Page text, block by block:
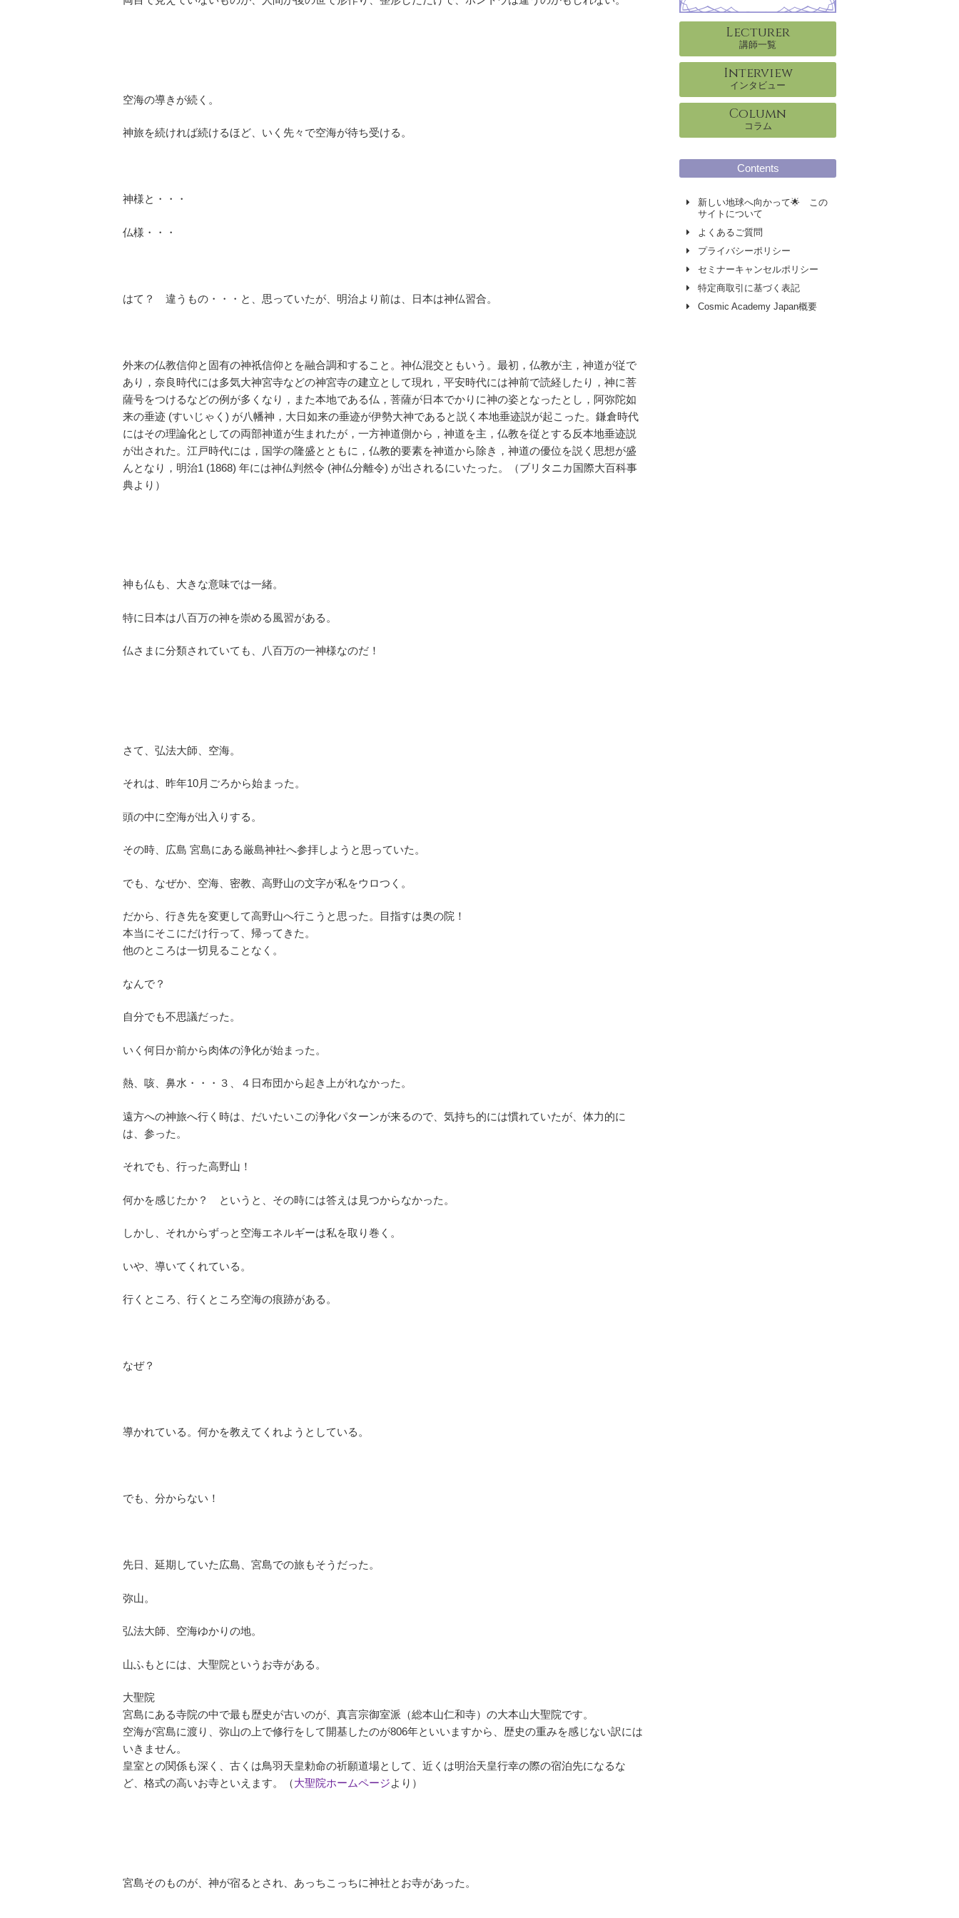
空海の導きが続く。
神旅を続ければ続けるほど、いく先々で空海が待ち受ける。
神様と・・・
仏様・・・
はて？ 違うもの・・・と、思っていたが、明治より前は、日本は神仏習合。
外来の仏教信仰と固有の神祇信仰とを融合調和すること。神仏混交ともいう。最初，仏教が主，神道が従で
あり，奈良時代には多気大神宮寺などの神宮寺の建立として現れ，平安時代には神前で読経したり，神に菩
薩号をつけるなどの例が多くなり，また本地である仏，菩薩が日本でかりに神の姿となったとし，阿弥陀如
来の垂迹 (すいじゃく) が八幡神，大日如来の垂迹が伊勢大神であると説く本地垂迹説が起こった。鎌倉時代
にはその理論化としての両部神道が生まれたが，一方神道側から，神道を主，仏教を従とする反本地垂迹説
が出された。江戸時代には，国学の隆盛とともに，仏教的要素を神道から除き，神道の優位を説く思想が盛
んとなり，明治1 (1868) 年には神仏判然令 (神仏分離令) が出されるにいたった。（ブリタニカ国際大百科事
典より）
神も仏も、大きな意味では一緒。
特に日本は八百万の神を崇める風習がある。
仏さまに分類されていても、八百万の一神様なのだ！
さて、弘法大師、空海。
それは、昨年10月ごろから始まった。
頭の中に空海が出入りする。
その時、広島 宮島にある厳島神社へ参拝しようと思っていた。
でも、なぜか、空海、密教、高野山の文字が私をウロつく。
だから、行き先を変更して高野山へ行こうと思った。目指すは奥の院！
本当にそこにだけ行って、帰ってきた。
他のところは一切見ることなく。
なんで？
自分でも不思議だった。
いく何日か前から肉体の浄化が始まった。
熱、咳、鼻水・・・３、４日布団から起き上がれなかった。
遠方への神旅へ行く時は、だいたいこの浄化パターンが来るので、気持ち的には慣れていたが、体力的に
は、参った。
それでも、行った高野山！
何かを感じたか？ というと、その時には答えは見つからなかった。
しかし、それからずっと空海エネルギーは私を取り巻く。
いや、導いてくれている。
行くところ、行くところ空海の痕跡がある。
なぜ？
導かれている。何かを教えてくれようとしている。
でも、分からない！
先日、延期していた広島、宮島での旅もそうだった。
弥山。
弘法大師、空海ゆかりの地。
山ふもとには、大聖院というお寺がある。
大聖院
宮島にある寺院の中で最も歴史が古いのが、真言宗御室派（総本山仁和寺）の大本山大聖院です。
空海が宮島に渡り、弥山の上で修行をして開基したのが806年といいますから、歴史の重みを感じない訳には
いきません。
皇室との関係も深く、古くは鳥羽天皇勅命の祈願道場として、近くは明治天皇行幸の際の宿泊先になるな
ど、格式の高いお寺といえます。（大聖院ホームページより）
宮島そのものが、神が宿るとされ、あっちこっちに神社とお寺があった。
Lecturer
講師一覧
Interview
インタビュー
Column
コラム
Contents
新しい地球へ向かって🌟 この
サイトについて
よくあるご質問
プライバシーポリシー
セミナーキャンセルポリシー
特定商取引に基づく表記
Cosmic Academy Japan概要